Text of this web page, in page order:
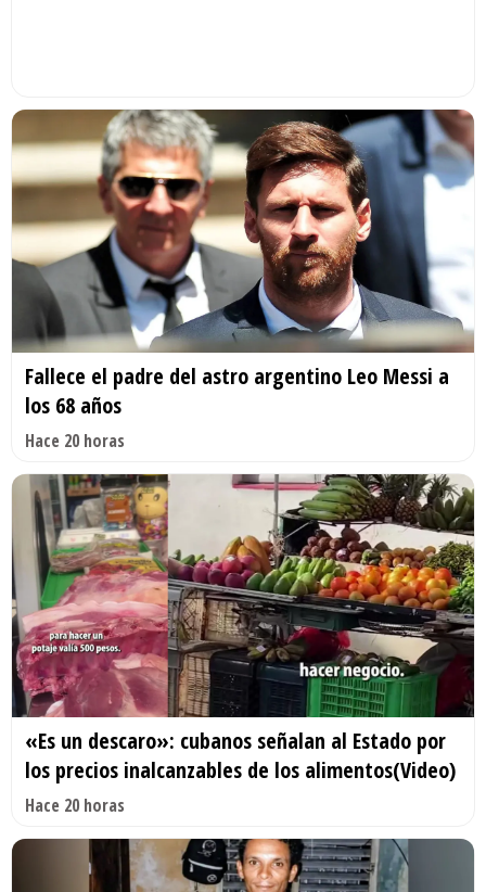
Fallece el padre del astro argentino Leo Messi a
los 68 años
Hace 20 horas
«Es un descaro»: cubanos señalan al Estado por
los precios inalcanzables de los alimentos(Video)
Hace 20 horas